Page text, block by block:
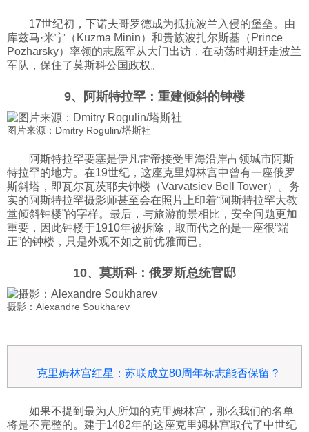
17世纪初，下诺夫哥罗德成为抵抗波兰入侵的堡垒。由
库兹马·米宁（Kuzma Minin）和贵族波扎尔斯基（Prince
Pozharsky）率领的志愿军从大门出访，在动荡时期赶走波兰
军队，保住了莫斯科公国政权。
9、阿斯特拉罕：重建倾斜的钟楼
图片来源：Dmitry Rogulin/塔斯社
阿斯特拉罕要塞是伊凡雷帝接受里海沿岸占领城市阿斯
特拉罕的地方。在19世纪，这座克里姆林宫中曾有一座俄罗
斯斜塔，即瓦尔瓦茨耶夫钟楼（Varvatsiev Bell Tower）。务
实的阿斯特拉罕摄影师甚至会在照片上印着“阿斯特拉罕大教
堂倾斜钟楼”的字样。最后，与旅游前景相比，安全问题更加
重要，因此钟楼于1910年被拆除，取而代之的是一座很“端
正”的钟楼，只是外观不如之前优雅而已。
10、莫斯科：俄罗斯总统官邸
摄影：Alexandre Soukharev
克里姆林宫红星：苏联成立80周年标志能否保留？
如果不提到最为人所知的克里姆林宫，那么我们的名单
将是不完整的。建于1482年的这座克里姆林宫取代了中世纪